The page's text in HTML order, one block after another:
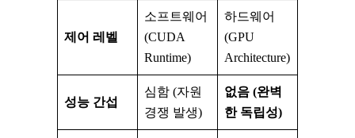
제어 레벨
소프트웨어
(CUDA
Runtime)
하드웨어
(GPU
Architecture)
성능 간섭
심함 (자원
경쟁 발생)
없음 (완벽
한 독립성)